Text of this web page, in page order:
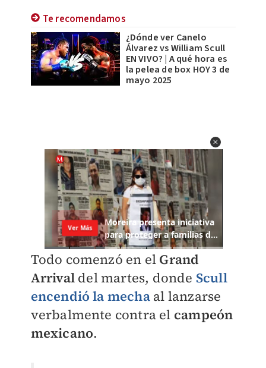
Te recomendamos
¿Dónde ver Canelo
Álvarez vs William Scull
EN VIVO? | A qué hora es
la pelea de box HOY 3 de
mayo 2025
Todo comenzó en el Grand
Arrivaldel martes, donde Scull
encendió la mechaal lanzarse
verbalmente contra el campeón
mexicano.